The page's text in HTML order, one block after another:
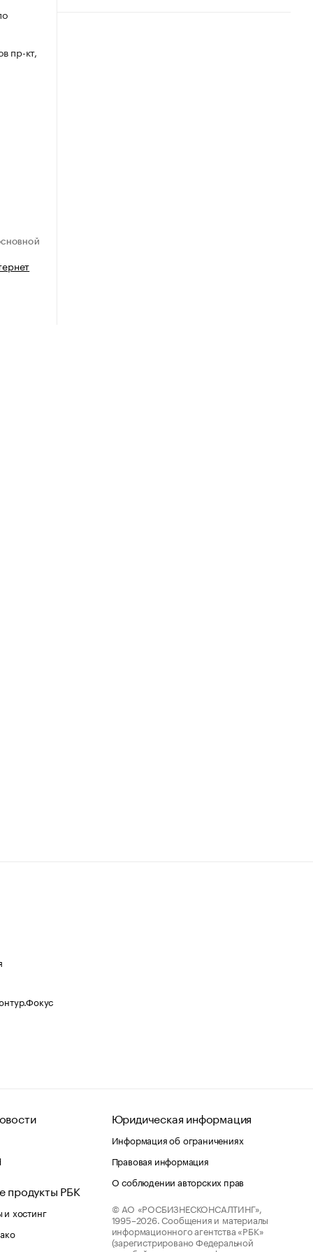
пр-кт,
продукты РБК
хостинг
Юридическая информация
Информация об ограничениях
Правовая информация
О соблюдении авторских прав
© АО «РОСБИЗНЕСКОНСАЛТИНГ»,
1995–2026. Сообщения и материалы
информационного агентства «РБК»
(зарегистрировано Федеральной